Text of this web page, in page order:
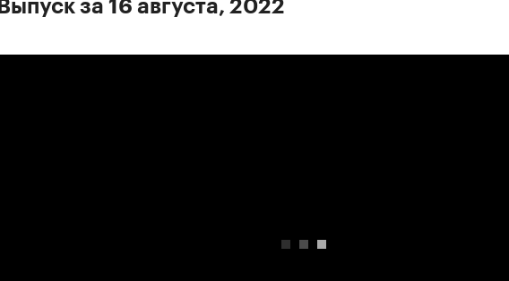
Выпуск за 16 августа, 2022